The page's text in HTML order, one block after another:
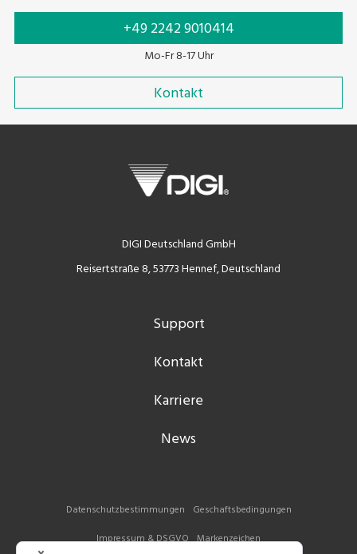
+49 2242 9010414
Mo-Fr 8-17 Uhr
Kontakt
DIGI Deutschland GmbH
Reisertstraße 8, 53773 Hennef, Deutschland
Support
Kontakt
Karriere
News
Datenschutzbestimmungen Geschaftsbedingungen
Impressum & DSGVO Markenzeichen